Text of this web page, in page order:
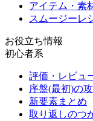
アイテム・素
スムージーレ
お役立ち情報
初心者系
評価・レビュ
序盤(最初)の
新要素まとめ
取り返しのつ